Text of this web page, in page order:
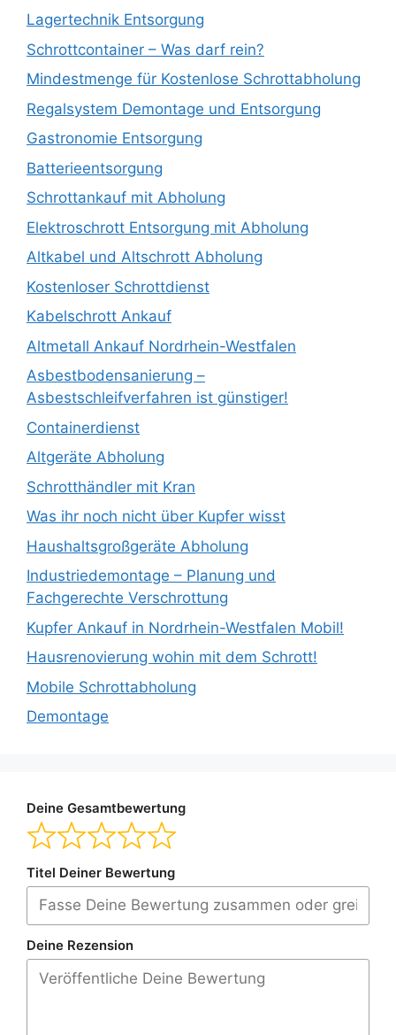
Lagertechnik Entsorgung
Schrottcontainer – Was darf rein?
Mindestmenge für Kostenlose Schrottabholung
Regalsystem Demontage und Entsorgung
Gastronomie Entsorgung
Batterieentsorgung
Schrottankauf mit Abholung
Elektroschrott Entsorgung mit Abholung
Altkabel und Altschrott Abholung
Kostenloser Schrottdienst
Kabelschrott Ankauf
Altmetall Ankauf Nordrhein-Westfalen
Asbestbodensanierung –
Asbestschleifverfahren ist günstiger!
Containerdienst
Altgeräte Abholung
Schrotthändler mit Kran
Was ihr noch nicht über Kupfer wisst
Haushaltsgroßgeräte Abholung
Industriedemontage – Planung und
Fachgerechte Verschrottung
Kupfer Ankauf in Nordrhein-Westfalen Mobil!
Hausrenovierung wohin mit dem Schrott!
Mobile Schrottabholung
Demontage
Deine Gesamtbewertung
Titel Deiner Bewertung
Deine Rezension